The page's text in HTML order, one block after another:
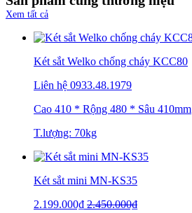
Xem tất cả
Két sắt Welko chống cháy KCC80
Liên hệ 0933.48.1979
Cao 410 * Rộng 480 * Sâu 410mm
T.lượng: 70kg
Két sắt mini MN-KS35
2.199.000₫ 2.450.000₫